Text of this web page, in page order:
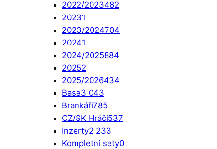
2022/2023482
20231
2023/2024704
20241
2024/2025884
20252
2025/2026434
Base3 043
Brankáři785
CZ/SK Hráči537
Inzerty2 233
Kompletní sety0